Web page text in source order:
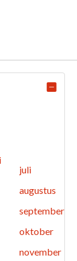
juli
augustus
september
oktober
november